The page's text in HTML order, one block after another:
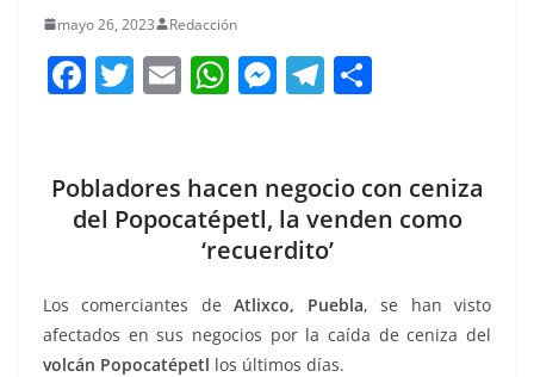
mayo 26, 2023 Redacción
F
e
b
o
k
T
er
E
l
W
s
A
p
p
M
e
n
g
er
T
gr
a
m
p
ar
Pobladores hacen negocio con ceniza
del Popocatépetl, la venden como
‘recuerdito’
Los comerciantes deAtlixco, Puebla, se han visto
afectados en sus negocios por la caída de ceniza del
volcán Popocatépetl los últimos días.